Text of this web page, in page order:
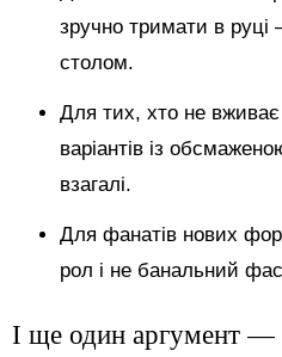
зручно тримати в руці
столом.
Для тих, хто не
варіантів із
взагалі.
Для фанатів нових
рол і не банальний
І ще один аргумент —